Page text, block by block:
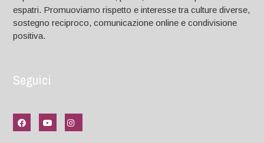
espatri. Promuoviamo rispetto e interesse tra culture diverse,
sostegno reciproco, comunicazione online e condivisione
positiva.
Seguici